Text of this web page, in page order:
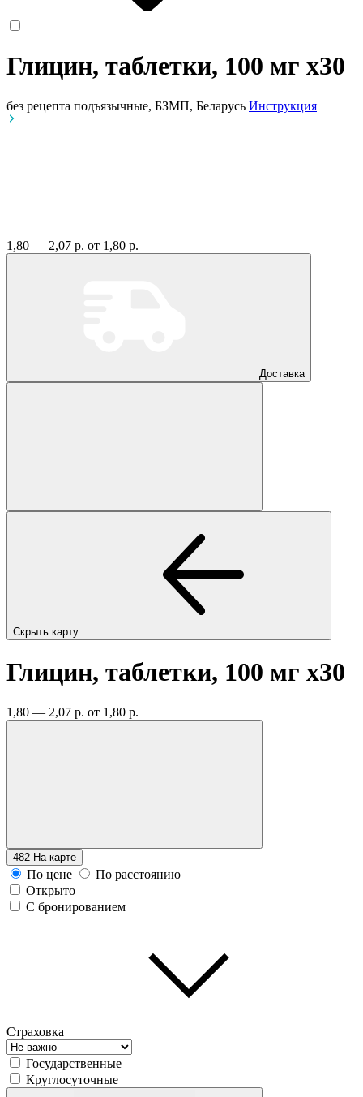
Глицин, таблетки, 100 мг x30
без рецепта подъязычные, БЗМП, Беларусь Инструкция
1,80 — 2,07 р. от 1,80 р.
Доставка
Скрыть карту
Глицин, таблетки, 100 мг x30
1,80 — 2,07 р. от 1,80 р.
482 На карте
По цене
По расстоянию
Открыто
С бронированием
Страховка
Государственные
Круглосуточные